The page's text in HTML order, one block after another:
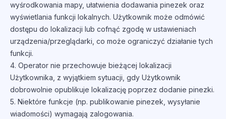
wyśrodkowania mapy, ułatwienia dodawania pinezek oraz
wyświetlania funkcji lokalnych. Użytkownik może odmówić
dostępu do lokalizacji lub cofnąć zgodę w ustawieniach
urządzenia/przeglądarki, co może ograniczyć działanie tych
funkcji.
4. Operator nie przechowuje bieżącej lokalizacji
Użytkownika, z wyjątkiem sytuacji, gdy Użytkownik
dobrowolnie opublikuje lokalizację poprzez dodanie pinezki.
5. Niektóre funkcje (np. publikowanie pinezek, wysyłanie
wiadomości) wymagają zalogowania.